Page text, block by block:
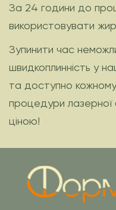
За 24 години до
використовувати
Зупинити час
швидкоплинність у
та доступно
процедури лазерної
ціною!